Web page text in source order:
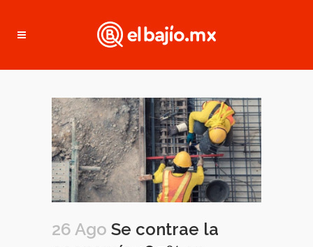
26 Ago Se contrae la